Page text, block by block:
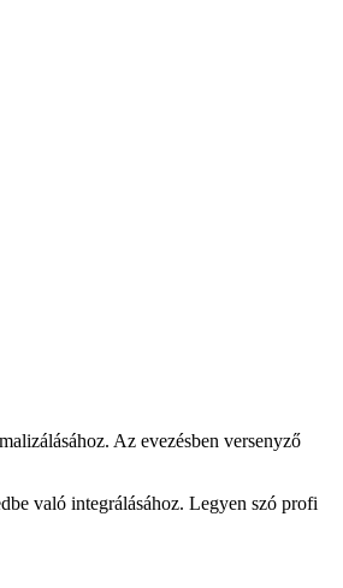
Az evezésben versenyző
való integrálásához. Legyen szó profi